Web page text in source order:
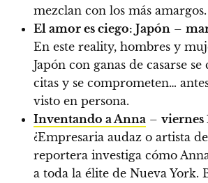
mezclan con los más amargos.
El amor es ciego: Japón –
En este reality, hombres y
Japón con ganas de casarse
citas y se comprometen…
visto en persona.
Inventando a Anna – viernes
¿Empresaria audaz o artista
reportera investiga cómo
a toda la élite de Nueva York.